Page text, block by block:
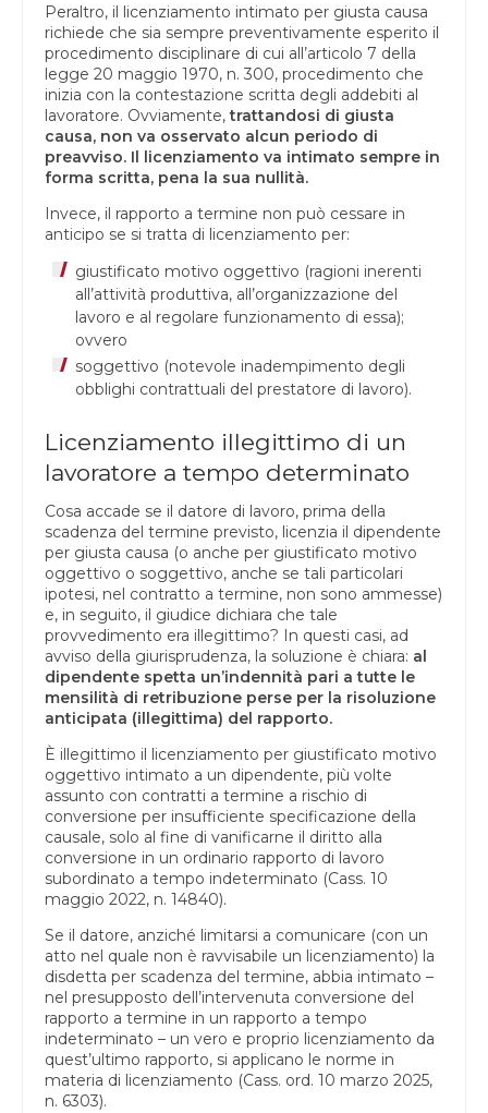
Peraltro, il licenziamento intimato per giusta causa
richiede che sia sempre preventivamente esperito il
procedimento disciplinare di cui all’articolo 7 della
legge 20 maggio 1970, n. 300, procedimento che
inizia con la contestazione scritta degli addebiti al
lavoratore. Ovviamente,trattandosi di giusta
causa, non va osservato alcun periodo di
preavviso. Il licenziamento va intimato sempre in
forma scritta, pena la sua nullità.
Invece, il rapporto a termine non può cessare in
anticipo se si tratta di licenziamento per:
giustificato motivo oggettivo (ragioni inerenti
all’attività produttiva, all’organizzazione del
lavoro e al regolare funzionamento di essa);
ovvero
soggettivo (notevole inadempimento degli
obblighi contrattuali del prestatore di lavoro).
Licenziamento illegittimo di un
lavoratore a tempo determinato
Cosa accade se il datore di lavoro, prima della
scadenza del termine previsto, licenzia il dipendente
per giusta causa (o anche per giustificato motivo
oggettivo o soggettivo, anche se tali particolari
ipotesi, nel contratto a termine, non sono ammesse)
e, in seguito, il giudice dichiara che tale
provvedimento era illegittimo? In questi casi, ad
avviso della giurisprudenza, la soluzione è chiara: al
dipendente spetta un’indennità pari a tutte le
mensilità di retribuzione perse per la risoluzione
anticipata (illegittima) del rapporto.
È illegittimo il licenziamento per giustificato motivo
oggettivo intimato a un dipendente, più volte
assunto con contratti a termine a rischio di
conversione per insufficiente specificazione della
causale, solo al fine di vanificarne il diritto alla
conversione in un ordinario rapporto di lavoro
subordinato a tempo indeterminato (Cass. 10
maggio 2022, n. 14840).
Se il datore, anziché limitarsi a comunicare (con un
atto nel quale non è ravvisabile un licenziamento) la
disdetta per scadenza del termine, abbia intimato –
nel presupposto dell’intervenuta conversione del
rapporto a termine in un rapporto a tempo
indeterminato – un vero e proprio licenziamento da
quest’ultimo rapporto, si applicano le norme in
materia di licenziamento (Cass. ord. 10 marzo 2025,
n. 6303).